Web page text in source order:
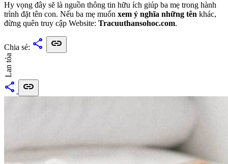
Hy vọng đây sẽ là nguồn thông tin hữu ích giúp ba mẹ trong hành
trình đặt tên con. Nếu ba mẹ muốn xem ý nghĩa những tên khác,
đừng quên truy cập Website: Tracuuthansohoc.com.
Chia sẻ: share link
Lan tỏa
share link